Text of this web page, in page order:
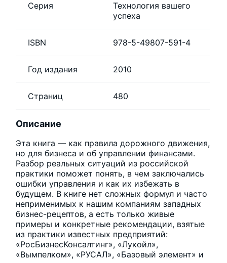
Серия
Технология вашего
успеха
ISBN 978-5-49807-591-4
Год издания 2010
Страниц 480
Описание
Эта книга — как правила дорожного движения,
но для бизнеса и об управлении финансами.
Разбор реальных ситуаций из российской
практики поможет понять, в чем заключались
ошибки управления и как их избежать в
будущем. В книге нет сложных формул и часто
неприменимых к нашим компаниям западных
бизнес-рецептов, а есть только живые
примеры и конкретные рекомендации, взятые
из практики известных предприятий:
«РосБизнесКонсалтинг», «Лукойл»,
«Вымпелком», «РУСАЛ», «Базовый элемент» и